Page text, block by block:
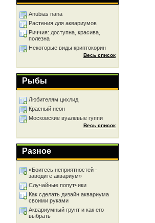
Anubias nana
Растения для аквариумов
Риччия: доступна, красива,
полезна
Некоторые виды криптокорин
Весь список
Рыбы
Любителям цихлид
Красный неон
Московские вуалевые гуппи
Весь список
Разное
«Боитесь неприятностей -
заводите аквариум»
Случайные попутчики
Как сделать дизайн аквариума
своими руками
Аквариумный грунт и как его
выбрать